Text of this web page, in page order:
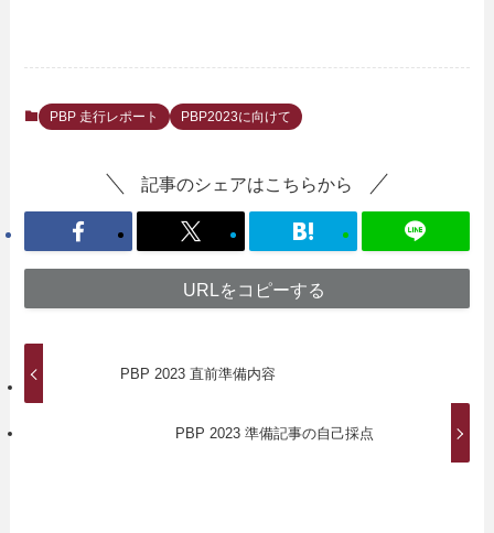
PBP 走行レポート PBP2023に向けて
記事のシェアはこちらから
URLをコピーする
PBP 2023 直前準備内容
PBP 2023 準備記事の自己採点